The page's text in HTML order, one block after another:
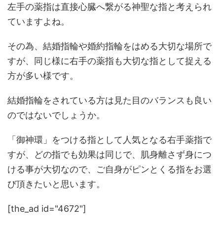
左手の薬指は直接心臓へ繋がる神聖な指と考えられ
ていますよね。
その為、結婚指輪や婚約指輪をはめる大切な場所で
すが、同じ様に右手の薬指も大切な指として捉える
方が多い様です。
結婚指輪をされている方は見た目のバランスも良い
のではないでしょうか。
「御神環」をつける指として人気となる右手薬指で
すが、どの指でも効果は同じで、肌身離さず身につ
ける事が大切なので、ご自身がピンとくる指をお選
び頂きたいと思います。
[the_ad id="4672"]